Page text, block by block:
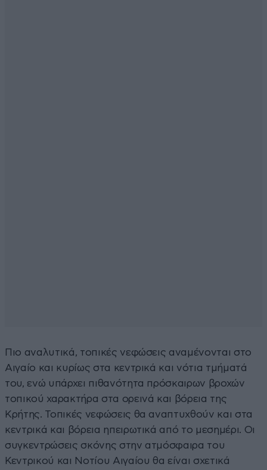
Πιο αναλυτικά, τοπικές νεφώσεις αναμένονται στο
Αιγαίο και κυρίως στα κεντρικά και νότια τμήματά
του, ενώ υπάρχει πιθανότητα πρόσκαιρων βροχών
τοπικού χαρακτήρα στα ορεινά και βόρεια της
Κρήτης. Τοπικές νεφώσεις θα αναπτυχθούν και στα
κεντρικά και βόρεια ηπειρωτικά από το μεσημέρι. Οι
συγκεντρώσεις σκόνης στην ατμόσφαιρα του
Κεντρικού και Νοτίου Αιγαίου θα είναι σχετικά